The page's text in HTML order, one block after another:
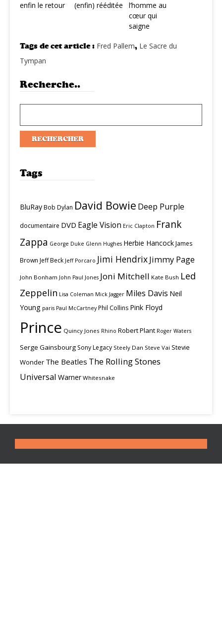
enfin le retour
(enfin) rééditée
l’homme au
cœur qui
saigne
Tags de cet article : Fred Pallem, Le Sacre du
Tympan
Recherche..
Tags
BluRayBob Dylan David Bowie Deep Purple
documentaire DVD Eagle Vision Eric Clapton Frank
Zappa George Duke Glenn Hughes Herbie HancockJames
Brown Jeff Beck Jeff Porcaro Jimi HendrixJimmy Page
John Bonham John Paul Jones Joni Mitchell Kate Bush Led
Zeppelin Lisa Coleman Mick Jagger Miles Davis Neil
Young paris Paul McCartney Phil Collins Pink Floyd
Prince Quincy Jones Rhino Robert Plant Roger Waters
Serge Gainsbourg Sony Legacy Steely Dan Steve Vai Stevie
Wonder The Beatles The Rolling Stones
Universal Warner Whitesnake